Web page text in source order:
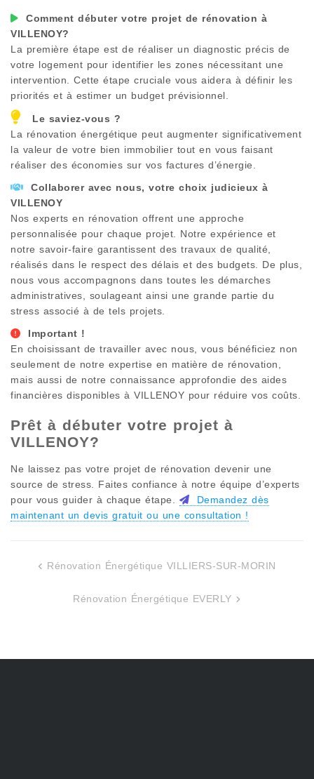
Comment débuter votre projet de rénovation à
VILLENOY?
La première étape est de réaliser un diagnostic précis de
votre logement pour identifier les zones nécessitant une
intervention. Cette étape cruciale vous aidera à définir les
priorités et à estimer un budget prévisionnel.
Le saviez-vous ?
La rénovation énergétique peut augmenter significativement
la valeur de votre bien immobilier tout en vous faisant
réaliser des économies sur vos factures d’énergie.
Collaborer avec nous, votre choix judicieux à
VILLENOY
Nos experts en rénovation offrent une approche
personnalisée pour chaque projet. Notre expérience et
notre savoir-faire garantissent des travaux de qualité,
réalisés dans le respect des délais et des budgets. De plus,
nous vous accompagnons dans toutes les démarches
administratives, soulageant ainsi une grande partie du
stress associé à de tels projets.
Important !
En choisissant de travailler avec nous, vous bénéficiez non
seulement de notre expertise en matière de rénovation,
mais aussi de notre connaissance approfondie des aides
financières disponibles à VILLENOY pour réduire vos coûts.
Prêt à débuter votre projet à
VILLENOY?
Ne laissez pas votre projet de rénovation devenir une
source de stress. Faites confiance à notre équipe d’experts
pour vous guider à chaque étape.
Demandez dès
maintenant un devis gratuit ou une consultation !
Rénovation Énergétique VILLIERS-SUR-MORIN
Rénovation Énergétique EVERLY